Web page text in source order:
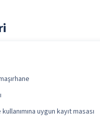
uygun kayıt masası